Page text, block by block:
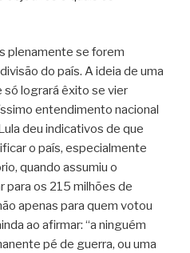
plenamente se forem
do país. A ideia de uma
só logrará êxito se vier
entendimento nacional
deu indicativos de que
o país, especialmente
quando assumiu o
para os 215 milhões de
apenas para quem votou
ao afirmar: “a ninguém
pé de guerra, ou uma